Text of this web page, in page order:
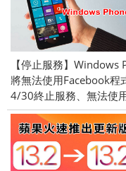
【停止服務】Windows
將無法使用Facebook程
4/30終止服務、無法使